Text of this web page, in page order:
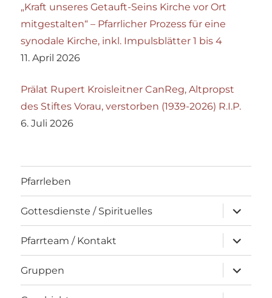
„Kraft unseres Getauft-Seins Kirche vor Ort
mitgestalten“ – Pfarrlicher Prozess für eine
synodale Kirche, inkl. Impulsblätter 1 bis 4
11. April 2026
Prälat Rupert Kroisleitner CanReg, Altpropst
des Stiftes Vorau, verstorben (1939-2026) R.I.P.
6. Juli 2026
Pfarrleben
Gottesdienste / Spirituelles
öffnen
Pfarrteam / Kontakt
öffnen
Gruppen
öffnen